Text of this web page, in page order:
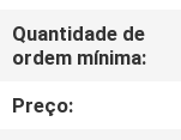
CONTROLE
DA
QUALIDADE
Quantidade de
ordem mínima:
Preço: